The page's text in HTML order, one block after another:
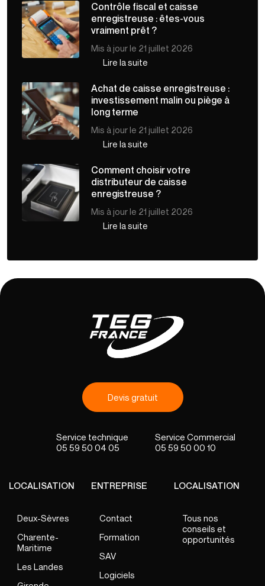
Contrôle fiscal et caisse
enregistreuse : êtes-vous
vraiment prêt ?
Mis à jour le 21 juillet 2026
Lire la suite
Achat de caisse enregistreuse :
investissement malin ou piège à
long terme
Mis à jour le 21 juillet 2026
Lire la suite
Comment choisir votre
distributeur de caisse
enregistreuse ?
Mis à jour le 21 juillet 2026
Lire la suite
Devis gratuit
05 59 50 04 05
05 59 50 00 10
LOCALISATION
Deux-Sèvres
Charente-
Maritime
Les Landes
ENTREPRISE
Contact
Formation
SAV
Logiciels
LOCALISATION
Tous nos
conseils et
opportunités